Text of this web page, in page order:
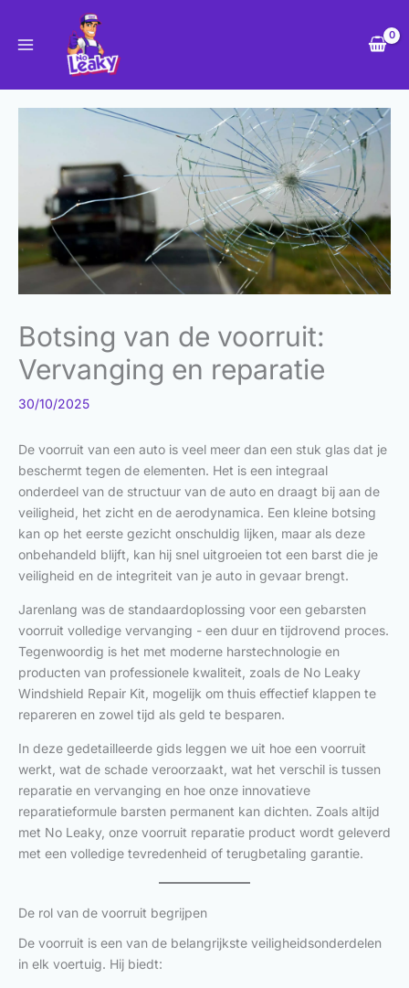
Botsing van de voorruit:
Vervanging en reparatie
30/10/2025
De voorruit van een auto is veel meer dan een stuk glas dat je
beschermt tegen de elementen. Het is een integraal
onderdeel van de structuur van de auto en draagt bij aan de
veiligheid, het zicht en de aerodynamica. Een kleine botsing
kan op het eerste gezicht onschuldig lijken, maar als deze
onbehandeld blijft, kan hij snel uitgroeien tot een barst die je
veiligheid en de integriteit van je auto in gevaar brengt.
Jarenlang was de standaardoplossing voor een gebarsten
voorruit volledige vervanging - een duur en tijdrovend proces.
Tegenwoordig is het met moderne harstechnologie en
producten van professionele kwaliteit, zoals de No Leaky
Windshield Repair Kit, mogelijk om thuis effectief klappen te
repareren en zowel tijd als geld te besparen.
In deze gedetailleerde gids leggen we uit hoe een voorruit
werkt, wat de schade veroorzaakt, wat het verschil is tussen
reparatie en vervanging en hoe onze innovatieve
reparatieformule barsten permanent kan dichten. Zoals altijd
met No Leaky, onze voorruit reparatie product wordt geleverd
met een volledige tevredenheid of terugbetaling garantie.
De rol van de voorruit begrijpen
De voorruit is een van de belangrijkste veiligheidsonderdelen
in elk voertuig. Hij biedt: